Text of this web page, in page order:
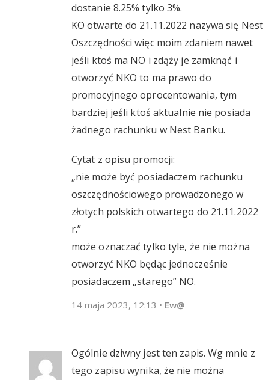
dostanie 8.25% tylko 3%.
KO otwarte do 21.11.2022 nazywa się Nest
Oszczędności więc moim zdaniem nawet
jeśli ktoś ma NO i zdąży je zamknąć i
otworzyć NKO to ma prawo do
promocyjnego oprocentowania, tym
bardziej jeśli ktoś aktualnie nie posiada
żadnego rachunku w Nest Banku.
Cytat z opisu promocji:
„nie może być posiadaczem rachunku
oszczędnościowego prowadzonego w
złotych polskich otwartego do 21.11.2022
r.”
może oznaczać tylko tyle, że nie można
otworzyć NKO będąc jednocześnie
posiadaczem „starego” NO.
14 maja 2023, 12:13 • Ew@
Ogólnie dziwny jest ten zapis. Wg mnie z
tego zapisu wynika, że nie można